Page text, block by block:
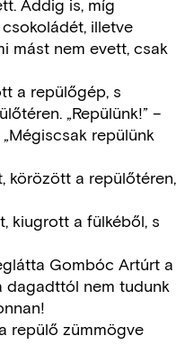
Addig is, míg
illetve
mást nem evett, csak
a repülőgép, s
„Repülünk!” –
repülünk
körözött a repülőtéren,
kiugrott a fülkéből, s
Gombóc Artúrt a
dagadttól nem tudunk
repülő zümmögve